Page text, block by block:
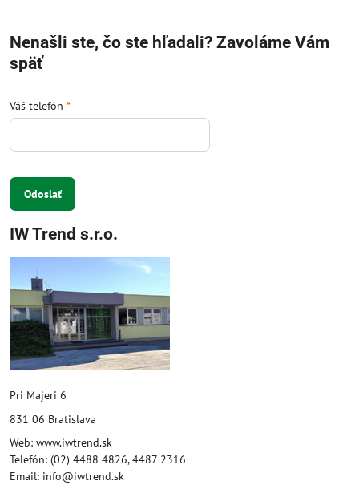
Nenašli ste, čo ste hľadali? Zavoláme Vám
späť
Váš telefón *
Odoslať
IW Trend s.r.o.
Pri Majeri 6
831 06 Bratislava
Web: www.iwtrend.sk
Telefón: (02) 4488 4826, 4487 2316
Email: info@iwtrend.sk